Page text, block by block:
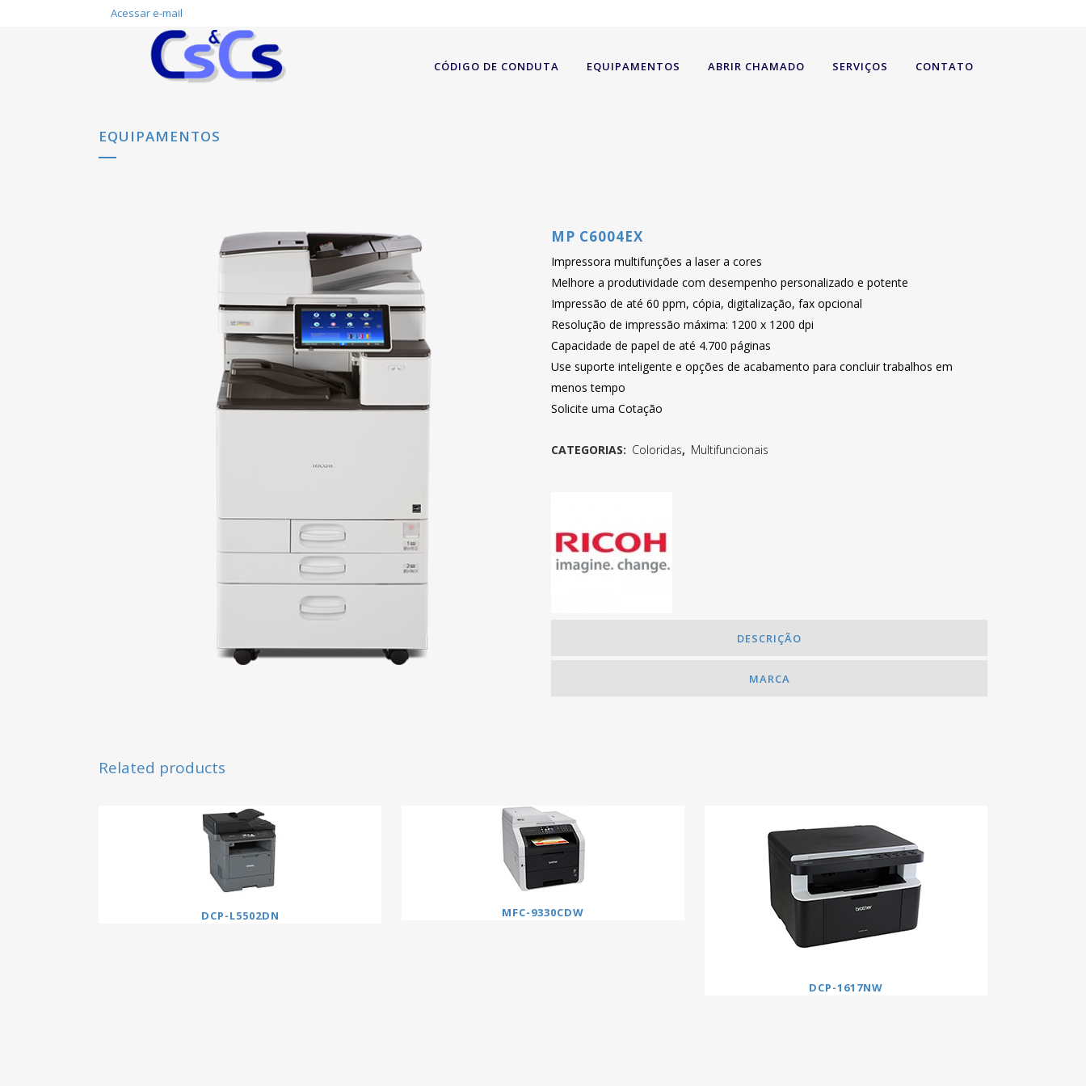
Acessar e-mail
CÓDIGO DE CONDUTA EQUIPAMENTOS ABRIR CHAMADO SERVIÇOS CONTATO
EQUIPAMENTOS
MP C6004EX
Impressora multifunções a laser a cores
Melhore a produtividade com desempenho personalizado e potente
Impressão de até 60 ppm, cópia, digitalização, fax opcional
Resolução de impressão máxima: 1200 x 1200 dpi
Capacidade de papel de até 4.700 páginas
Use suporte inteligente e opções de acabamento para concluir trabalhos em
menos tempo
Solicite uma Cotação
CATEGORIAS: Coloridas, Multifuncionais
DESCRIÇÃO
MARCA
Related products
DCP-L5502DN MFC-9330CDW
DCP-1617NW